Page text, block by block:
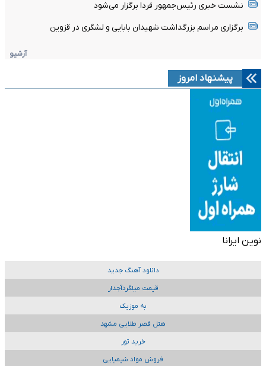
نشست خبری رئیس‌جمهور فردا برگزار می‌شود
برگزاری مراسم بزرگداشت شهیدان بابایی و لشگری در قزوین
آرشیو
پیشنهاد امروز
نوین ایرانا
دانلود آهنگ جدید
قیمت میلگردآجدار
به موزیک
هتل قصر طلایی مشهد
خرید تور
فروش مواد شیمیایی